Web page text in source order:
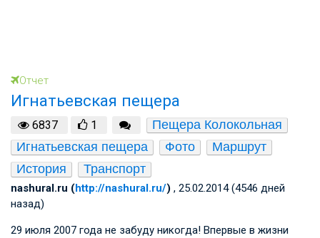
Отчет
Игнатьевская пещера
6837 1
Пещера Колокольная
Игнатьевская пещера
Фото
Маршрут
История
Транспорт
nashural.ru (http://nashural.ru/) , 25.02.2014 (4546 дней
назад)
29 июля 2007 года не забуду никогда! Впервые в жизни